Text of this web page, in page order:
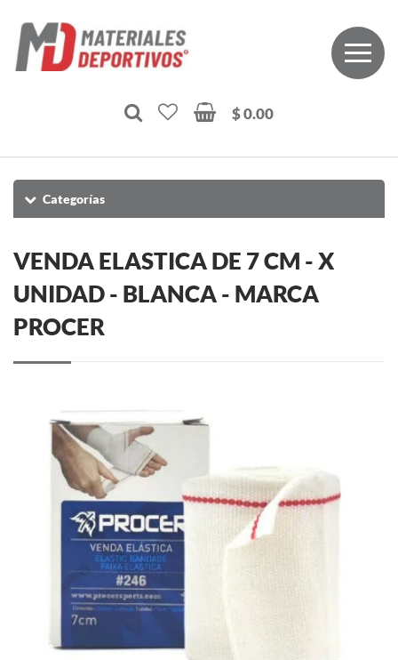
$ 0.00
Categorías
VENDA ELASTICA DE 7 CM - X
UNIDAD - BLANCA - MARCA
PROCER